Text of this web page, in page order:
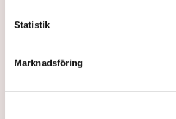
Statistik
Marknadsföring
Verkliga
företagen:
och inte ett lån, men enligt